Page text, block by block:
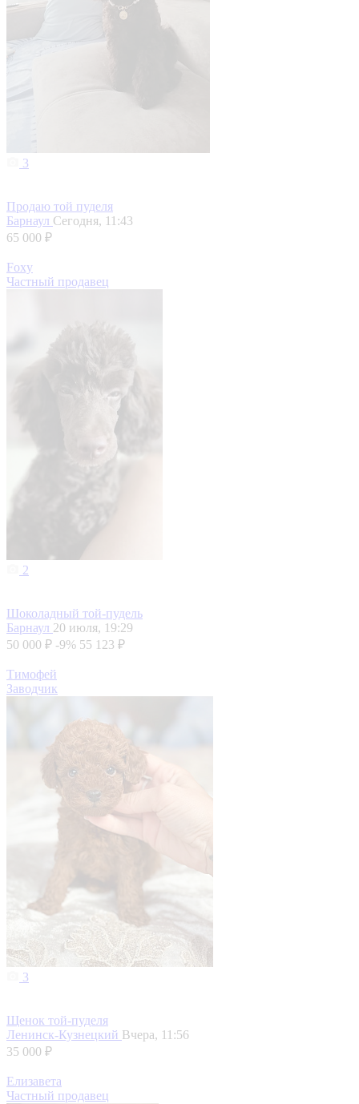
3
Продаю той пуделя
Барнаул Сегодня, 11:43
65 000 ₽
Foxy
Частный продавец
2
Шоколадный той-пудель
Барнаул 20 июля, 19:29
50 000 ₽ -9% 55 123 ₽
Тимофей
Заводчик
3
Щенок той-пуделя
Ленинск-Кузнецкий Вчера, 11:56
35 000 ₽
Елизавета
Частный продавец